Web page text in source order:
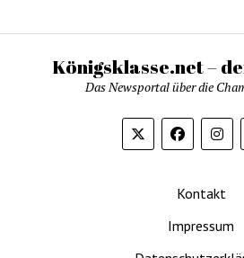
Königsklasse.net –
Das Newsportal über die
Kontakt
Impressum